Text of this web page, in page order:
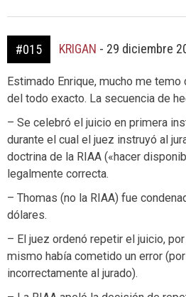
#015 KRIGAN - 29 diciembre
Estimado Enrique, mucho me temo
del todo exacto. La secuencia de
– Se celebró el juicio en primera
durante el cual el juez instruyó al
doctrina de la RIAA («hacer
legalmente correcta.
– Thomas (no la RIAA) fue
dólares.
– El juez ordenó repetir el juicio,
mismo había cometido un error
incorrectamente al jurado).